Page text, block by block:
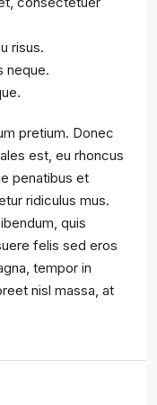
risus.
neque.
pretium. Donec
est, eu rhoncus
penatibus et
ridiculus mus.
quis
felis sed eros
tempor in
nisl massa, at